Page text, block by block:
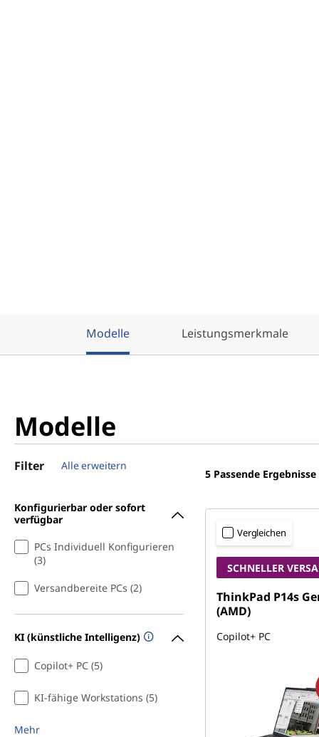
Modelle Leistungsmerkmale
Modelle
Filter Alle erweitern
Konfigurierbar oder sofort
verfügbar
PCs Individuell Konfigurieren
(3)
Versandbereite PCs (2)
KI (künstliche Intelligenz)
Copilot+ PC (5)
KI-fähige Workstations (5)
Mehr
5 Passende Ergebnisse
Vergleichen
SCHNELLER
ThinkPad P14s
(AMD)
Copilot+ PC